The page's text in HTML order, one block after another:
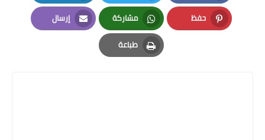
Facebook
Twitter
LinkedIn
حفظ
Pinterest
مشاركة
Whatsapp
إرسال
Email
طباعة
Print